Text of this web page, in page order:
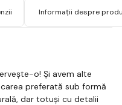
Informații despre
o! Și avem alte
preferată sub formă
dar totuși cu detalii